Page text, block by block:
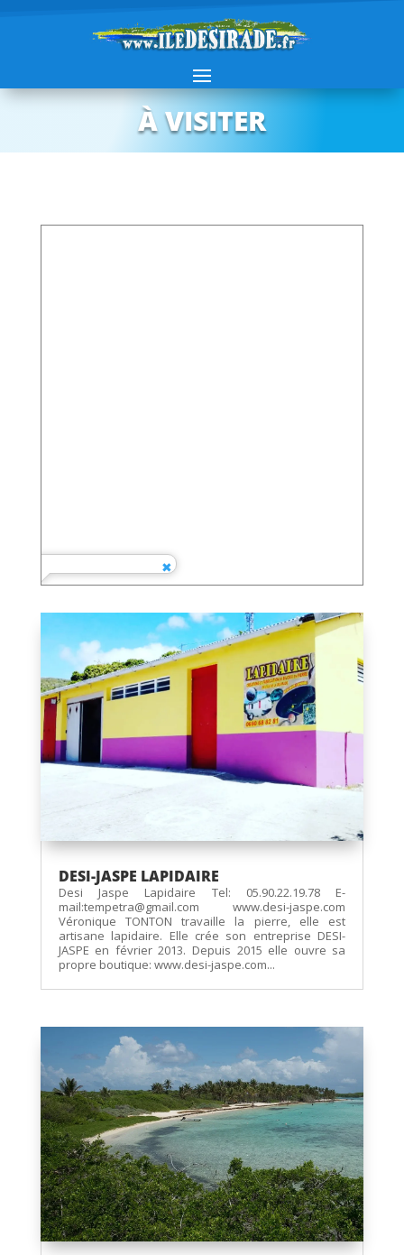
À VISITER
DESI-JASPE LAPIDAIRE
Desi Jaspe Lapidaire Tel: 05.90.22.19.78 E-
mail:tempetra@gmail.com www.desi-jaspe.com
Véronique TONTON travaille la pierre, elle est
artisane lapidaire. Elle crée son entreprise DESI-
JASPE en février 2013. Depuis 2015 elle ouvre sa
propre boutique: www.desi-jaspe.com...